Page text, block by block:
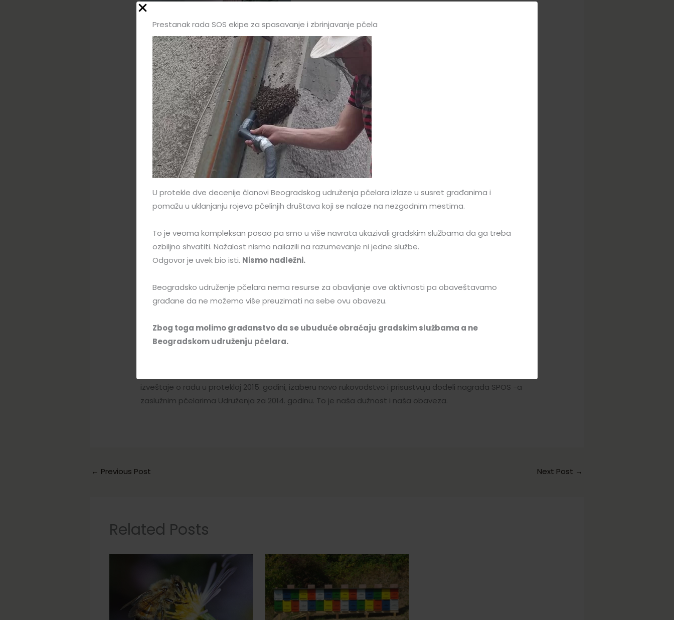
Prestanak rada SOS ekipe za spasavanje i zbrinjavanje pčela
U protekle dve decenije članovi Beogradskog udruženja pčelara izlaze u susret građanima i
pomažu u uklanjanju rojeva pčelinjih društava koji se nalaze na nezgodnim mestima.
To je veoma kompleksan posao pa smo u više navrata ukazivali gradskim službama da ga treba
ozbiljno shvatiti. Nažalost nismo nailazili na razumevanje ni jedne službe.
Odgovor je uvek bio isti. Nismo nadležni.
Beogradsko udruženje pčelara nema resurse za obavljanje ove aktivnosti pa obaveštavamo
građane da ne možemo više preuzimati na sebe ovu obavezu.
Zbog toga molimo građanstvo da se ubuduće obraćaju gradskim službama a ne
Beogradskom udruženju pčelara.
Vojo Brstina je govorio i o svojim preparatima protiv nozeme
cerane ( ” Nozevoj ” ) i protiv varoe ( ” Brstivar ” ) izloženim u flašama na stolu na slici i načinu njihove
upotrebe.
Danas nam,je u jednom od simbola Beograda , palati
” Beograđanka “, na 6. spratu, od 10 – 12h, održao predavanje naš vrsni pčelar i inovator, Vojo Brstina iz
Novog Miloševa. Da bismo razumeli njegov način pčelarenja, moramo da znamo, da on pčelari košnicom,
mnogobrojnih inovacija treba pomenuti i dva vrlo bitna ekološka preparata, napravljenih od trava,
neškodljivih i neotrovnih za pčelara i pčele, za borbu protiv varoe ( ” Brstivar” ) i Nozeme – Nozema
pa tako je i med dobijen uz upotrebu ovih preparata, koji se mogu koristiti i u vreme medobranja, zdrav i
bez opasnih rezidua, kakve ostavljaju hemikalije koje upotrebljavamo kao lekove. Cene ovih lekova su
pristupačne. Na bazi napred navedenog, Voja nam je pričao o tehnologiji svoga pčelarenja u uslovima,
koje je nažalost trajalo kraće nego što bi to i Voja i slušaoci želeli, tj. bilo je omeđano raspoloživim
vremenom od 2 sata. Hvala našem predavaču. Mnogo toga što možda nismo zapamtili i za one koji nisu
odgovoriti na Vaša pitanja.
izveštaje o radu u protekloj 2015. godini, izaberu novo rukovodstvo i prisustvuju dodeli nagrada SPOS -a
zaslužnim pčelarima Udruženja za 2014. godinu. To je naša dužnost i naša obaveza.
← Previous Post Next Post →
Related Posts